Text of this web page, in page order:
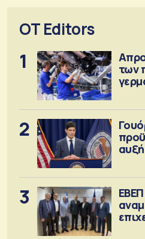
OT Editors
1
των
2
3